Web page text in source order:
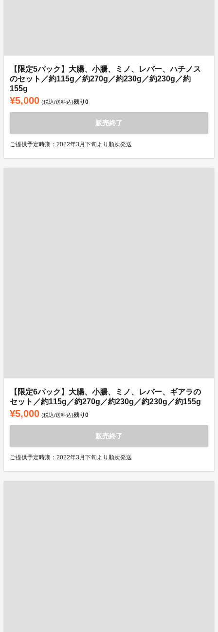
【限定5パック】大腸、小腸、ミノ、レバー、ハチノス
のセット／約115g／約270g／約230g／約230g／約
155g
¥5,000 (税込/送料込)残り0
販売終了
ご提供予定時期：2022年3月下旬より順次発送
【限定6パック】大腸、小腸、ミノ、レバー、ギアラの
セット／約115g／約270g／約230g／約230g／約155g
¥5,000 (税込/送料込)残り0
販売終了
ご提供予定時期：2022年3月下旬より順次発送